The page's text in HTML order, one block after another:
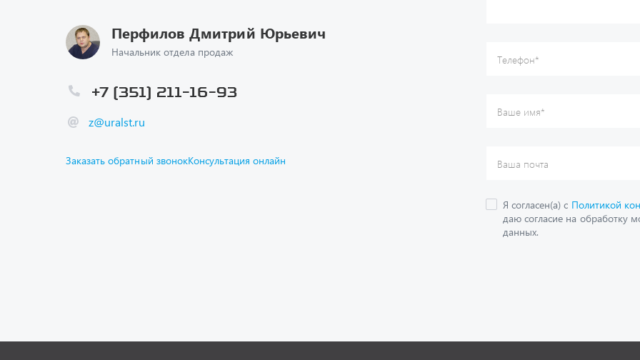
Перфилов Дмитрий Юрьевич
Начальник отдела продаж
z@uralst.ru
+7 (351) 211-16-93
Заказать обратный звонокКонсультация онлайн
Спецпредложения
Контактная информация